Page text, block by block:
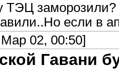
ТЭЦ
если в
02, 00:50]
Гавани